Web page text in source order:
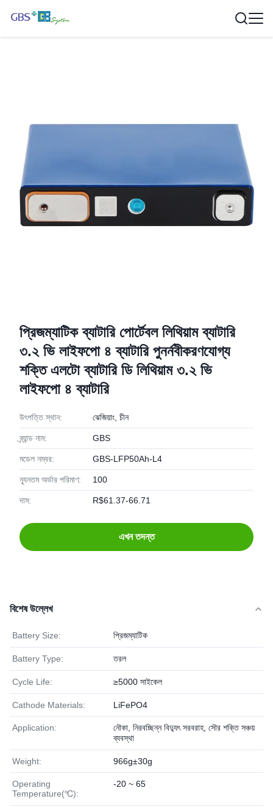
প্রিজম্যাটিক ব্যাটারি পোর্টেবল লিথিয়াম ব্যাটারি
৩.২ ভি লাইফপো ৪ ব্যাটারি পুনর্নবীকরণযোগ্য
শক্তি এলটো ব্যাটারি ডি লিথিয়াম ৩.২ ভি
লাইফপো ৪ ব্যাটারি
উৎপত্তি স্থান: ঝেজিয়াং, চীন
ব্র্যান্ড নাম: GBS
মডেল নম্বর: GBS-LFP50Ah-L4
ন্যূনতম অর্ডার পরিমাণ: 100
দাম: R$61.37-66.71
এখন তদন্ত
বিশেষ উল্লেখ
Battery Size: প্রিজম্যাটিক
Battery Type: তরল
Cycle Life: ≥5000 সাইকেল
Cathode Materials: LiFePO4
Application:
নৌকা, নিরবচ্ছিন্ন বিদ্যুৎ সরবরাহ, সৌর শক্তি সঞ্চয়
ব্যবস্থা
Weight: 966g±30g
Operating
Temperature(℃):
-20 ~ 65